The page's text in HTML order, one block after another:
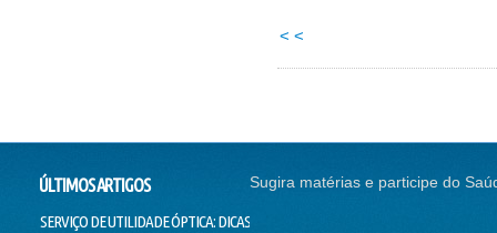
< <
ÚLTIMOS ARTIGOS
SERVIÇO DE UTILIDADE ÓPTICA: DICAS
Sugira matérias e participe do